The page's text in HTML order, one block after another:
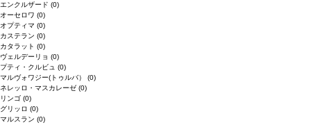
エンクルザード (0)
オーセロワ (0)
オプティマ (0)
カステラン (0)
カタラット (0)
ヴェルデーリョ (0)
プティ・クルビュ (0)
マルヴォワジー(トゥルバ） (0)
ネレッロ・マスカレーゼ (0)
リンゴ (0)
グリッロ (0)
マルスラン (0)